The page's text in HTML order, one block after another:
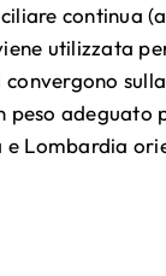
continua
utilizzata
e Lombardia